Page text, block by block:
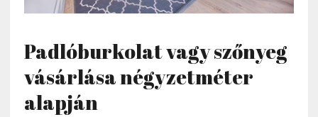
Padlóburkolat vagy szőnyeg
vásárlása négyzetméter
alapján